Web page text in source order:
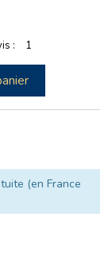
: 1
(en France